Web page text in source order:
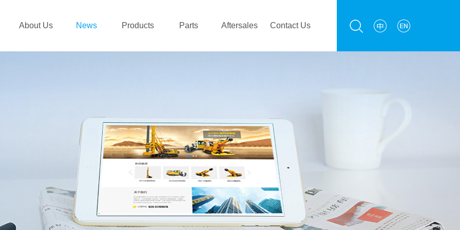
About Us News Products Parts Aftersales Contact Us